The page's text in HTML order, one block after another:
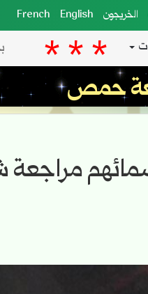
الخريجون French English
حمص
اسمائهم